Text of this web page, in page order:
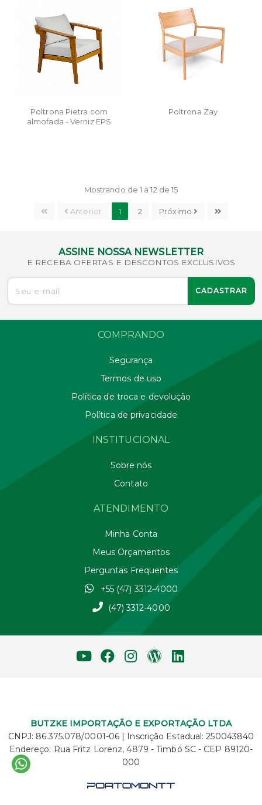
Poltrona Pietra com
almofada - Verniz EPS
Poltrona Zay
Mostrando de 1 à 12 de 15
Anterior 1 2 Próximo
ASSINE NOSSA NEWSLETTER
E RECEBA OFERTAS E DESCONTOS EXCLUSIVOS
CADASTRAR
COMPRANDO
Segurança
Termos de uso
Política de troca e devolução
Política de privacidade
INSTITUCIONAL
Sobre nós
Contato
ATENDIMENTO
Minha Conta
Meus Orçamentos
Perguntas Frequentes
+55 (47) 3312-4000
(47) 3312-4000
BUTZKE IMPORTAÇÃO E EXPORTAÇÃO LTDA
CNPJ: 86.375.078/0001-06 | Inscrição Estadual: 250043840
Endereço: Rua Fritz Lorenz, 4879 - Timbó SC - CEP 89120-
000